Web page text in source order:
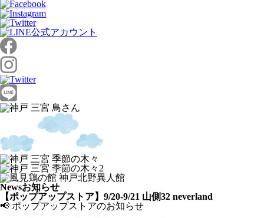
Newsお知らせ
【ポップアップストア】9/20-9/21 山側32 neverland
📢 ポップアップストアのお知らせ